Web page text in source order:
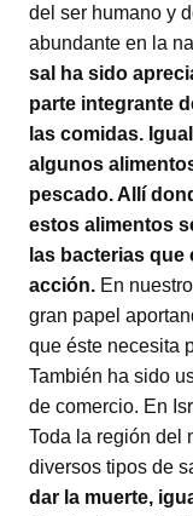
del ser humano y
abundante en la
sal ha sido
parte integrante
las comidas.
algunos
pescado. Allí
estos alimentos
las bacterias
acción. En
gran papel
que éste necesita
También ha sido
de comercio. En
Toda la región del
diversos tipos de
dar la muerte,